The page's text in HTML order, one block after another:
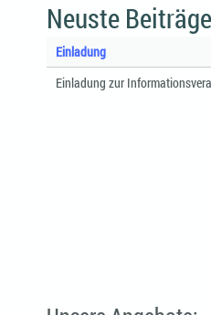
Neuste
Einladung
Einladung zur